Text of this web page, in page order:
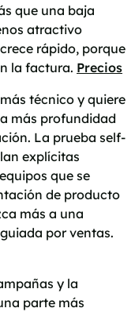
que una baja
atractivo
rápido, porque
la factura. Precios
técnico y quiere
más profundidad
La prueba self-
explícitas
que se
de producto
más a una
por ventas.
y la
parte más